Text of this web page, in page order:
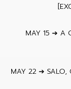
MAY 15 ➔ A
MAY 22 ➔ SALO,